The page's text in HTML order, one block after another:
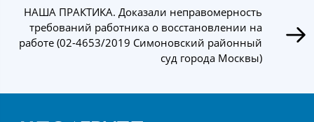
НАША ПРАКТИКА. Доказали неправомерность
требований работника о восстановлении на
работе (02-4653/2019 Симоновский районный
суд города Москвы)